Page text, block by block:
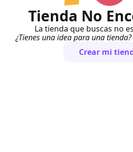
Tienda No
La tienda que buscas no
¿Tienes una idea para una tienda?
Crear mi